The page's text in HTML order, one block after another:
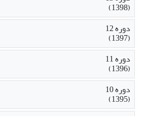
(1398)
دوره 12
(1397)
دوره 11
(1396)
دوره 10
(1395)